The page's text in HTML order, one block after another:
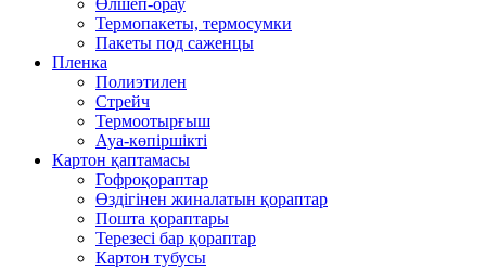
Термопакеты, термосумки
Пакеты под саженцы
Пленка
Полиэтилен
Стрейч
Термоотырғыш
Ауа-көпіршікті
Картон қаптамасы
Гофроқораптар
Өздігінен жиналатын қораптар
Пошта қораптары
Терезесі бар қораптар
Картон тубусы